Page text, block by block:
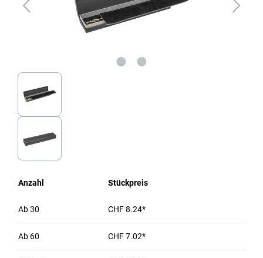
Anzahl Stückpreis
Ab30 CHF 8.24*
Ab 60 CHF 7.02*